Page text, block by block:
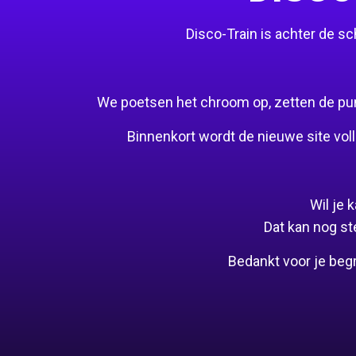
Disco-Train is achter de
We poetsen het chroom op, zetten de
Binnenkort wordt de nieuwe site
Wil je
Dat kan nog
Bedankt voor je